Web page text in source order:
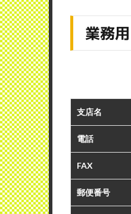
業務
支店名
電話
FAX
郵便番号